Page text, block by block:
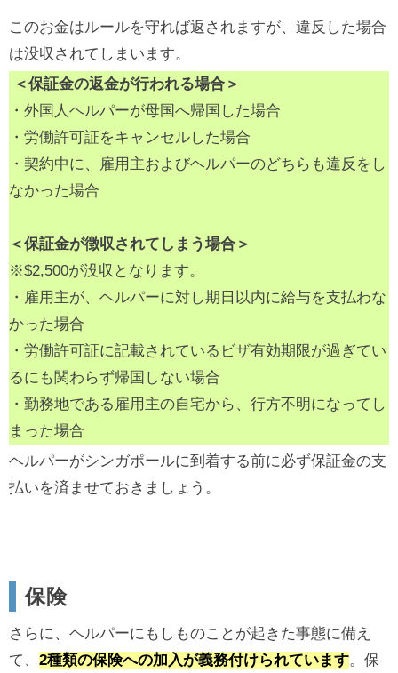
このお金はルールを守れば返されますが、違反した場合
は没収されてしまいます。
＜保証金の返金が行われる場合＞
・外国人ヘルパーが母国へ帰国した場合
・労働許可証をキャンセルした場合
・契約中に、雇用主およびヘルパーのどちらも違反をし
なかった場合
＜保証金が徴収されてしまう場合＞
※$2,500が没収となります。
・雇用主が、ヘルパーに対し期日以内に給与を支払わな
かった場合
・労働許可証に記載されているビザ有効期限が過ぎてい
るにも関わらず帰国しない場合
・勤務地である雇用主の自宅から、行方不明になってし
まった場合
ヘルパーがシンガポールに到着する前に必ず保証金の支
払いを済ませておきましょう。
保険
さらに、ヘルパーにもしものことが起きた事態に備え
て、 2種類の保険への加入が義務付けられています。保